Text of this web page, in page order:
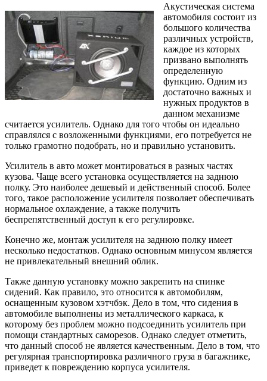
Акустическая система
автомобиля состоит из
большого количества
различных устройств,
каждое из которых
призвано выполнять
определенную
функцию. Одним из
достаточно важных и
нужных продуктов в
данном механизме
считается усилитель. Однако для того чтобы он идеально
справлялся с возложенными функциями, его потребуется не
только грамотно подобрать, но и правильно установить.
Усилитель в авто может монтироваться в разных частях
кузова. Чаще всего установка осуществляется на заднюю
полку. Это наиболее дешевый и действенный способ. Более
того, такое расположение усилителя позволяет обеспечивать
нормальное охлаждение, а также получить
беспрепятственный доступ к его регулировке.
Конечно же, монтаж усилителя на заднюю полку имеет
несколько недостатков. Однако основным минусом является
не привлекательный внешний облик.
Также данную установку можно закрепить на спинке
сидений. Как правило, это относится к автомобилям,
оснащенным кузовом хэтчбэк. Дело в том, что сидения в
автомобиле выполнены из металлического каркаса, к
которому без проблем можно подсоединить усилитель при
помощи стандартных саморезов. Однако следует отметить,
что данный способ не является качественным. Дело в том, что
регулярная транспортировка различного груза в багажнике,
приведет к повреждению корпуса усилителя.